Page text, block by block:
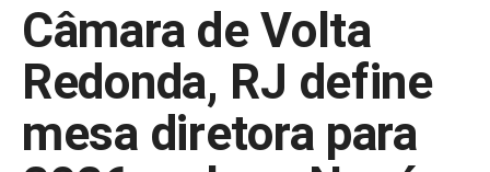
Câmara de Volta
Redonda, RJ define
mesa diretora para